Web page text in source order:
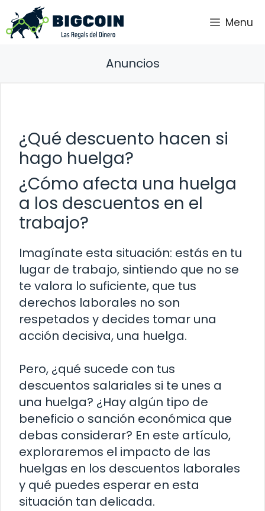
Saltar
al
contenido
Menu
Anuncios
¿Qué descuento hacen si
hago huelga?
¿Cómo afecta una huelga
a los descuentos en el
trabajo?
Imagínate esta situación: estás en tu
lugar de trabajo, sintiendo que no se
te valora lo suficiente, que tus
derechos laborales no son
respetados y decides tomar una
acción decisiva, una huelga.
Pero, ¿qué sucede con tus
descuentos salariales si te unes a
una huelga? ¿Hay algún tipo de
beneficio o sanción económica que
debas considerar? En este artículo,
exploraremos el impacto de las
huelgas en los descuentos laborales
y qué puedes esperar en esta
situación tan delicada.